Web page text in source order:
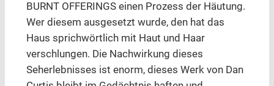
BURNT OFFERINGS einen Prozess der Häutung.
Wer diesem ausgesetzt wurde, den hat das
Haus sprichwörtlich mit Haut und Haar
verschlungen. Die Nachwirkung dieses
Seherlebnisses ist enorm, dieses Werk von Dan